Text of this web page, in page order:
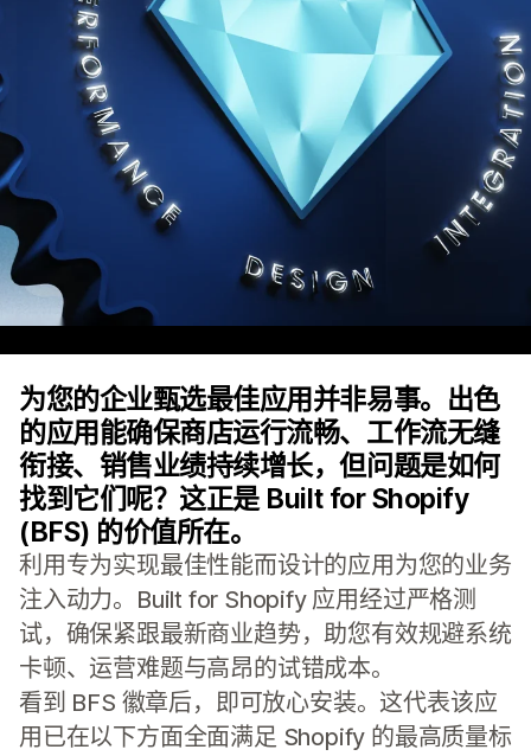
为您的企业甄选最佳应用并非易事。出色
的应用能确保商店运行流畅、工作流无缝
衔接、销售业绩持续增长，但问题是如何
找到它们呢？这正是 Built for Shopify
(BFS) 的价值所在。
利用专为实现最佳性能而设计的应用为您的业务
注入动力。Built for Shopify 应用经过严格测
试，确保紧跟最新商业趋势，助您有效规避系统
卡顿、运营难题与高昂的试错成本。
看到 BFS 徽章后，即可放心安装。这代表该应
用已在以下方面全面满足 Shopify 的最高质量标